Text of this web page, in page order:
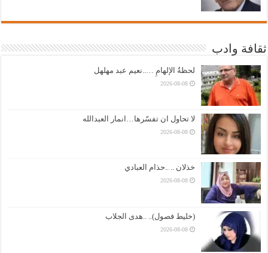
ثقافة وادب
لحظةُ الإلهامِ …..نعيم عبد مهلهل
2026-08-08
لا تحاول ان تفسّرها…انمار العبدالله
2026-08-08
خذلان .. ..حذام العبادي
2026-08-08
(خليط فصول).. ..هدى الجلاب
2026-08-08